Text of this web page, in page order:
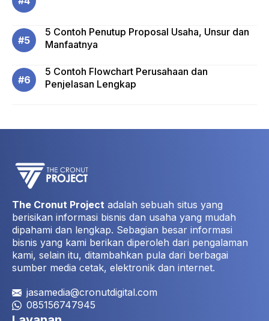
5 Contoh Penutup Proposal Usaha, Unsur dan
Manfaatnya
5 Contoh Flowchart Perusahaan dan
Penjelasan Lengkap
The Cronut Project adalah sebuah situs yang
berisikan informasi bisnis dan usaha yang mudah
dipahami dan lengkap. Sebagian besar informasi
bisnis yang kami berikan diperoleh dari pengalaman
kami, selain itu, ditambahkan pula dari berbagai
sumber media cetak, elektronik dan internet.
jasamedia@cronutdigital.com
085156747945